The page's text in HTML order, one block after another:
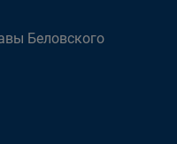
Беловского